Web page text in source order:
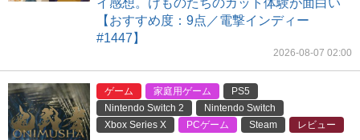
イ感想。けものたちのカット体験が面白い
【おすすめ度：9点／電撃インディー
#1447】
2026-08-07 02:00
ゲーム 家庭用ゲーム
PS5
Nintendo Switch 2
Nintendo Switch
Xbox Series X
PCゲーム Steam レビュー